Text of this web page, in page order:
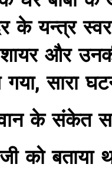
के यन्त्र
और
सारा
के संकेत
को बताया